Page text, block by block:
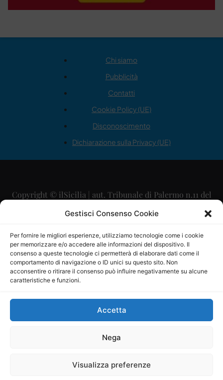
Gestisci Consenso Cookie
Per fornire le migliori esperienze, utilizziamo tecnologie come i cookie
per memorizzare e/o accedere alle informazioni del dispositivo. Il
consenso a queste tecnologie ci permetterà di elaborare dati come il
comportamento di navigazione o ID unici su questo sito. Non
acconsentire o ritirare il consenso può influire negativamente su alcune
caratteristiche e funzioni.
Accetta
Nega
Visualizza preferenze
Chi siamo
Pubblicità
Contatti
Cookie Policy (UE)
Disconoscimento
Dichiarazione sulla Privacy (UE)
Copyright © ilSicilia | aut. Tribunale di Palermo n.11 del
29/09/2015
Direttore Editoriale: Maurizio Scaglione
Direttore Responsabile: Maria Calabrese
P.IVA: 06334930820
Mercurio Comunicazione Società Cooperativa a r.l. è
iscritta al Registro degli Operatori di Comunicazione al
Sito gestito daLa Digitale srl–info@ladigitale.it